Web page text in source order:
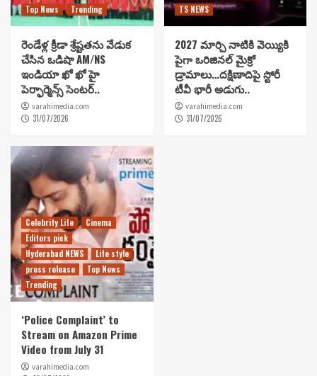
Top News
Trending
రెండేళ్ల క్రీడా శ్రేష్టతను వేడుక
చేసిన ఒడిషా AM/NS
ఇండియా ఖో ఖో హై
పెర్ఫార్మెన్స్ సెంటర్..
varahimedia.com
31/07/2026
TS NEWS
2027 మార్చి నాటికి వెయ్యికి
పైగా ఒరిజినల్ మైక్రో
డ్రామాలు…దక్షిణాదిపై స్టోరీ
టీవీ భారీ అడుగు..
varahimedia.com
31/07/2026
Celebrity Life
Cinema
Editors pick
Hyderabad NEWS
Life style
press release
Top News
Trending
‘Police Complaint’ to
Stream on Amazon Prime
Video from July 31
varahimedia.com